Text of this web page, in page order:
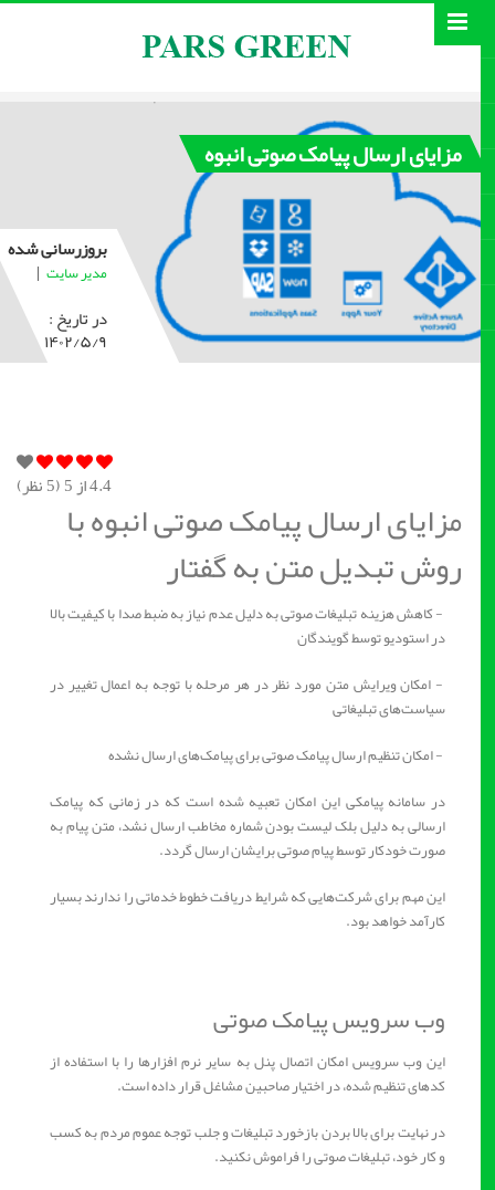
مزایای ارسال پیامک صوتی انبوه
بروزرسانی شده
مدیر سایت |
در تاریخ :
۱۴۰۲/۵/۹
4.4از 5 ( 5نظر)
مزایای ارسال پیامک صوتی انبوه با
روش تبدیل متن به گفتار
- کاهش هزینه تبلیغات صوتی به ‌دلیل عدم نیاز به ضبط صدا با کیفیت بالا
در استودیو توسط گویندگان
- امکان ویرایش متن مورد نظر در هر مرحله با توجه به اعمال تغییر در
سیاست‌های تبلیغاتی
- امکان تنظیم ارسال پیامک صوتی برای پیامک‌های ارسال نشده
در سامانه پیامکی این امکان تعبیه شده است که در زمانی که پیامک
ارسالی به دلیل بلک لیست بودن شماره مخاطب ارسال نشد، متن پیام به
صورت خودکار توسط پیام صوتی برایشان ارسال گردد.
این مهم برای شرکت‌هایی که شرایط دریافت خطوط خدماتی را ندارند بسیار
کارآمد خواهد بود.
وب سرویس پیامک صوتی
این وب سرویس امکان اتصال پنل به سایر نرم افزارها را با استفاده از
کدهای تنظیم شده، در اختیار صاحبین مشاغل قرار داده ‌است.
در نهایت برای بالا بردن بازخورد تبلیغات و جلب توجه عموم مردم به کسب
و کار خود، تبلیغات صوتی را فراموش نکنید.